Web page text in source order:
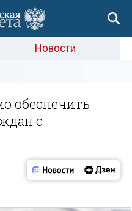
Новости
обеспечить
с